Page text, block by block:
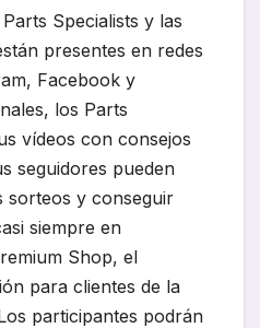
Specialists y las
presentes en redes
Facebook y
los Parts
vídeos con consejos
seguidores pueden
sorteos y conseguir
siempre en
Shop, el
para clientes de la
participantes podrán